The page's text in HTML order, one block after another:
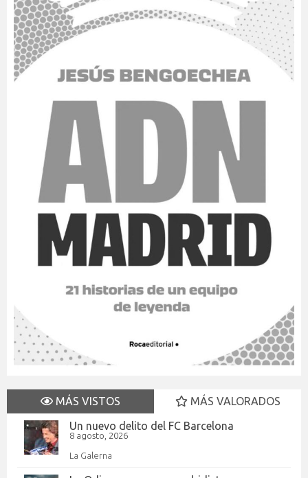
MÁS VISTOS
MÁS VALORADOS
Un nuevo delito del FC Barcelona
8 agosto, 2026
La Galerna